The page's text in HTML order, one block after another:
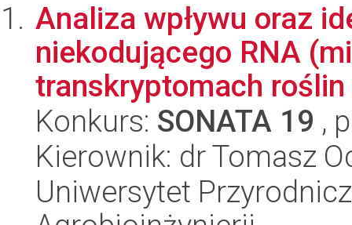
Analiza wpływu oraz
niekodującego RNA
transkryptomach
Konkurs: SONATA 19 ,
Kierownik: dr Tomasz
Uniwersytet